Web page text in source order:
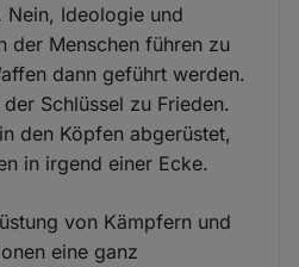
Ideologie und
der Menschen führen zu
dann geführt werden.
Schlüssel zu Frieden.
den Köpfen abgerüstet,
in irgend einer Ecke.
von Kämpfern und
eine ganz